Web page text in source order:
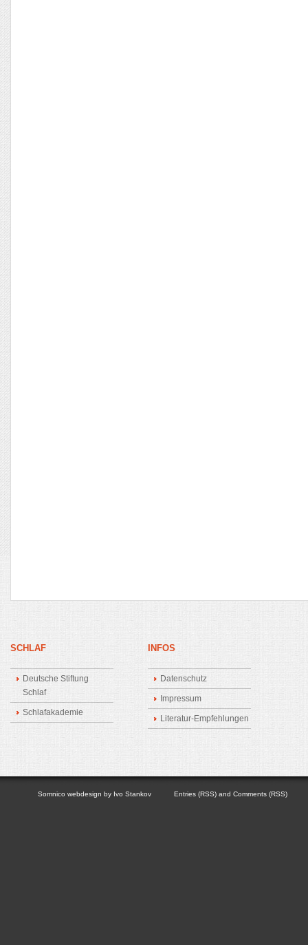
SCHLAF
Deutsche Stiftung
Schlaf
Schlafakademie
INFOS
Datenschutz
Impressum
Literatur-Empfehlungen
Somnico webdesign by Ivo Stankov Entries (RSS) and Comments (RSS)